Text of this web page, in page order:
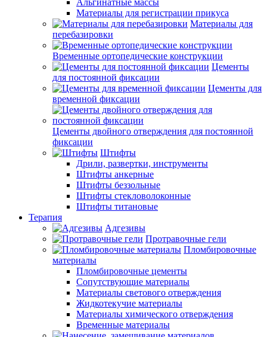
Альгинатные массы
Материалы для регистрации прикуса
Материалы для
перебазировки
Временные ортопедические конструкции
Цементы
для постоянной фиксации
Цементы для
временной фиксации
Цементы двойного отверждения для постоянной
фиксации
Штифты
Дрили, развертки, инструменты
Штифты анкерные
Штифты беззольные
Штифты стекловолоконные
Штифты титановые
Терапия
Адгезивы
Протравочные гели
Пломбировочные
материалы
Пломбировочные цементы
Сопутствующие материалы
Материалы светового отверждения
Жидкотекучие материалы
Материалы химического отверждения
Временные материалы